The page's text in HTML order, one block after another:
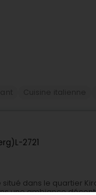
L-2721
dans le quartier
une ambiance